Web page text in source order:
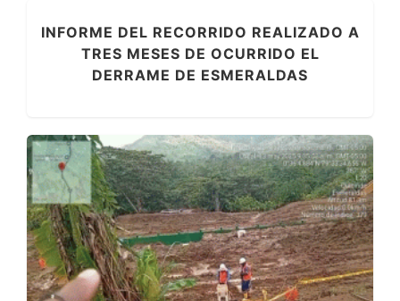
INFORME DEL RECORRIDO REALIZADO A
TRES MESES DE OCURRIDO EL
DERRAME DE ESMERALDAS